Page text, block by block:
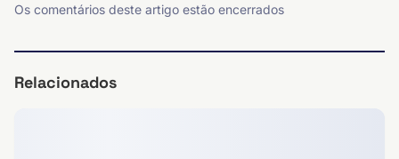
Os comentários deste artigo estão encerrados
Relacionados